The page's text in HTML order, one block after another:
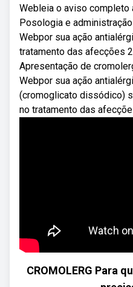
Webleia o aviso
Posologia e
Webpor sua ação
tratamento das afecções
Apresentação de
Webpor sua ação
(cromoglicato dissódico)
no tratamento das
CROMOLERG Para